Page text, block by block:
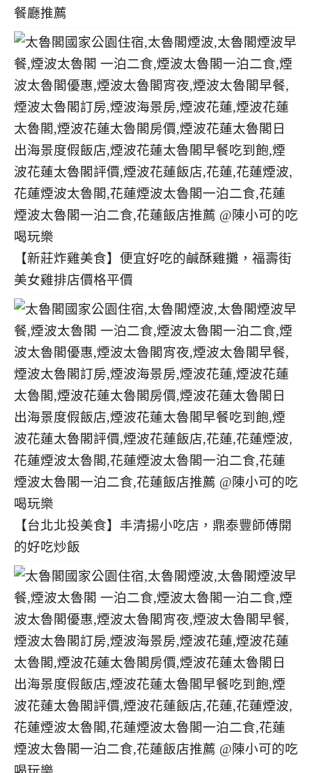
餐廳推薦
【新莊炸雞美食】便宜好吃的鹹酥雞攤，福壽街
美女雞排店價格平價
【台北北投美食】丰清揚小吃店，鼎泰豐師傅開
的好吃炒飯